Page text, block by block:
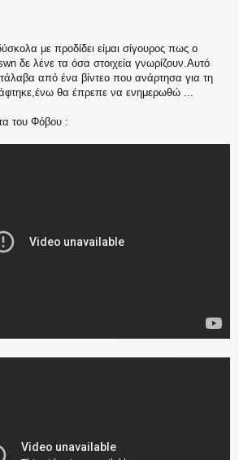
με προδίδει είμαι σίγουρος πως ο
δε λένε τα όσα στοιχεία γνωρίζουν.Αυτό
από ένα βίντεο που ανάρτησα για τη
θα έπρεπε να ενημερωθώ ...
του Φόβου :